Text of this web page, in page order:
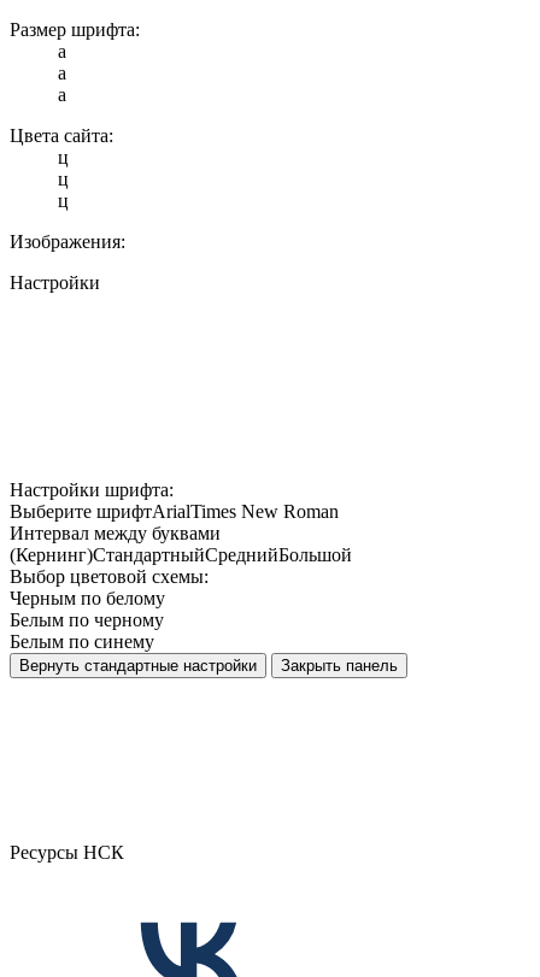
Размер шрифта:
a
a
a
Цвета сайта:
ц
ц
ц
Изображения:
Настройки
Настройки шрифта:
Выберите шрифтArialTimes New Roman
Интервал между буквами
(Кернинг)СтандартныйСреднийБольшой
Выбор цветовой схемы:
Черным по белому
Белым по черному
Белым по синему
Вернуть стандартные настройки Закрыть панель
Ресурсы НСК